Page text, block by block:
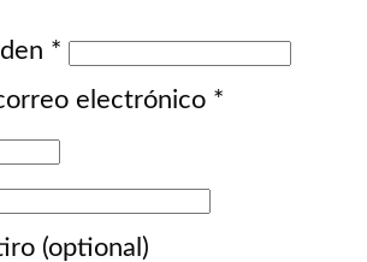
*
electrónico *
(optional)